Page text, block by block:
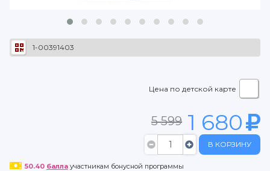
1-00391403
Цена по детской карте
5 599 1 680
В КОРЗИНУ
50.40 баллаучастникам бонусной программы